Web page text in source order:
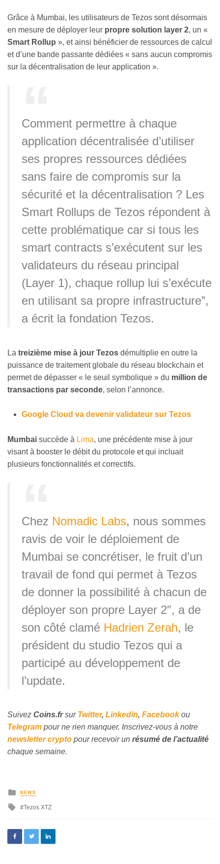
Grâce à Mumbai, les utilisateurs de Tezos sont désormais
en mesure de déployer leur propre solution layer 2, un «
Smart Rollup », et ainsi bénéficier de ressources de calcul
et d’une bande passante dédiées « sans aucun compromis
sur la décentralisation de leur application ».
Comment permettre à chaque
application décentralisée d’utiliser
ses propres ressources dédiées
sans faire de compromis sur la
sécurité et la décentralisation ? Les
Smart Rollups de Tezos répondent à
cette problématique car si tous les
smart contracts s’exécutent sur les
validateurs du réseau principal
(Layer 1), chaque rollup lui s’exécute
en utilisant sa propre infrastructure”,
a écrit la fondation Tezos.
La treizième mise à jour Tezos démultiplie en outre la
puissance de traitement globale du réseau blockchain et
permet de dépasser « le seuil symbolique » du million de
transactions par seconde, selon l’annonce.
Google Cloud va devenir validateur sur Tezos
Mumbai succède à Lima, une précédente mise à jour
visant à booster le débit du protocole et qui incluait
plusieurs fonctionnalités et correctifs.
Chez Nomadic Labs, nous sommes
ravis de voir le déploiement de
Mumbai se concrétiser, le fruit d’un
travail de fond qui permet à Tezos
de donner la possibilité à chacun de
déployer son propre Layer 2″, a de
son côté clamé Hadrien Zerah, le
président du studio Tezos qui a
participé au développement de
l’update.
Suivez Coins.frsur Twitter, Linkedin, Facebookou
Telegram pour ne rien manquer. Inscrivez-vous à notre
newsletter crypto pour recevoir un résumé de l’actualité
chaque semaine.
NEWS
Tezos XTZ